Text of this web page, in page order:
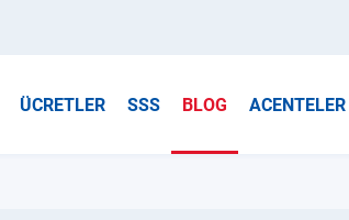
ÜCRETLER SSS BLOG ACENTELER